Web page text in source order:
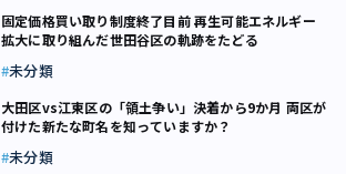
固定価格買い取り制度終了目前 再生可能エネルギー
拡大に取り組んだ世田谷区の軌跡をたどる
未分類
大田区vs江東区の「領土争い」決着から9か月 両区が
付けた新たな町名を知っていますか？
未分類